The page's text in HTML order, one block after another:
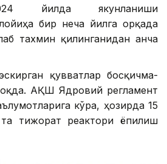
йилда якунланиши
бир неча йилга орқада
тахмин қилинганидан анча
қувватлар босқичма-
АҚШ Ядровий регламент
кўра, ҳозирда 15
тижорат реактори ёпилиш